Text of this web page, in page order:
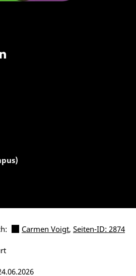
Carmen Voigt, Seiten-ID: 2874